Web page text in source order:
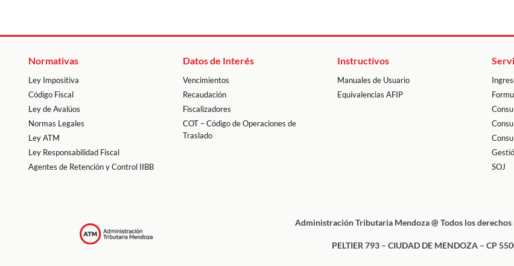
Normativas
Ley Impositiva
Código Fiscal
Ley de Avalúos
Normas Legales
Ley ATM
Ley Responsabilidad Fiscal
Agentes de Retención y Control IIBB
Datos de Interés
Vencimientos
Recaudación
Fiscalizadores
COT – Código de Operaciones de
Traslado
Instructivos
Manuales de Usuario
Equivalencias AFIP
SOJ
Administración Tributaria Mendoza @ Todos los derechos
PELTIER 793 – CIUDAD DE MENDOZA – CP